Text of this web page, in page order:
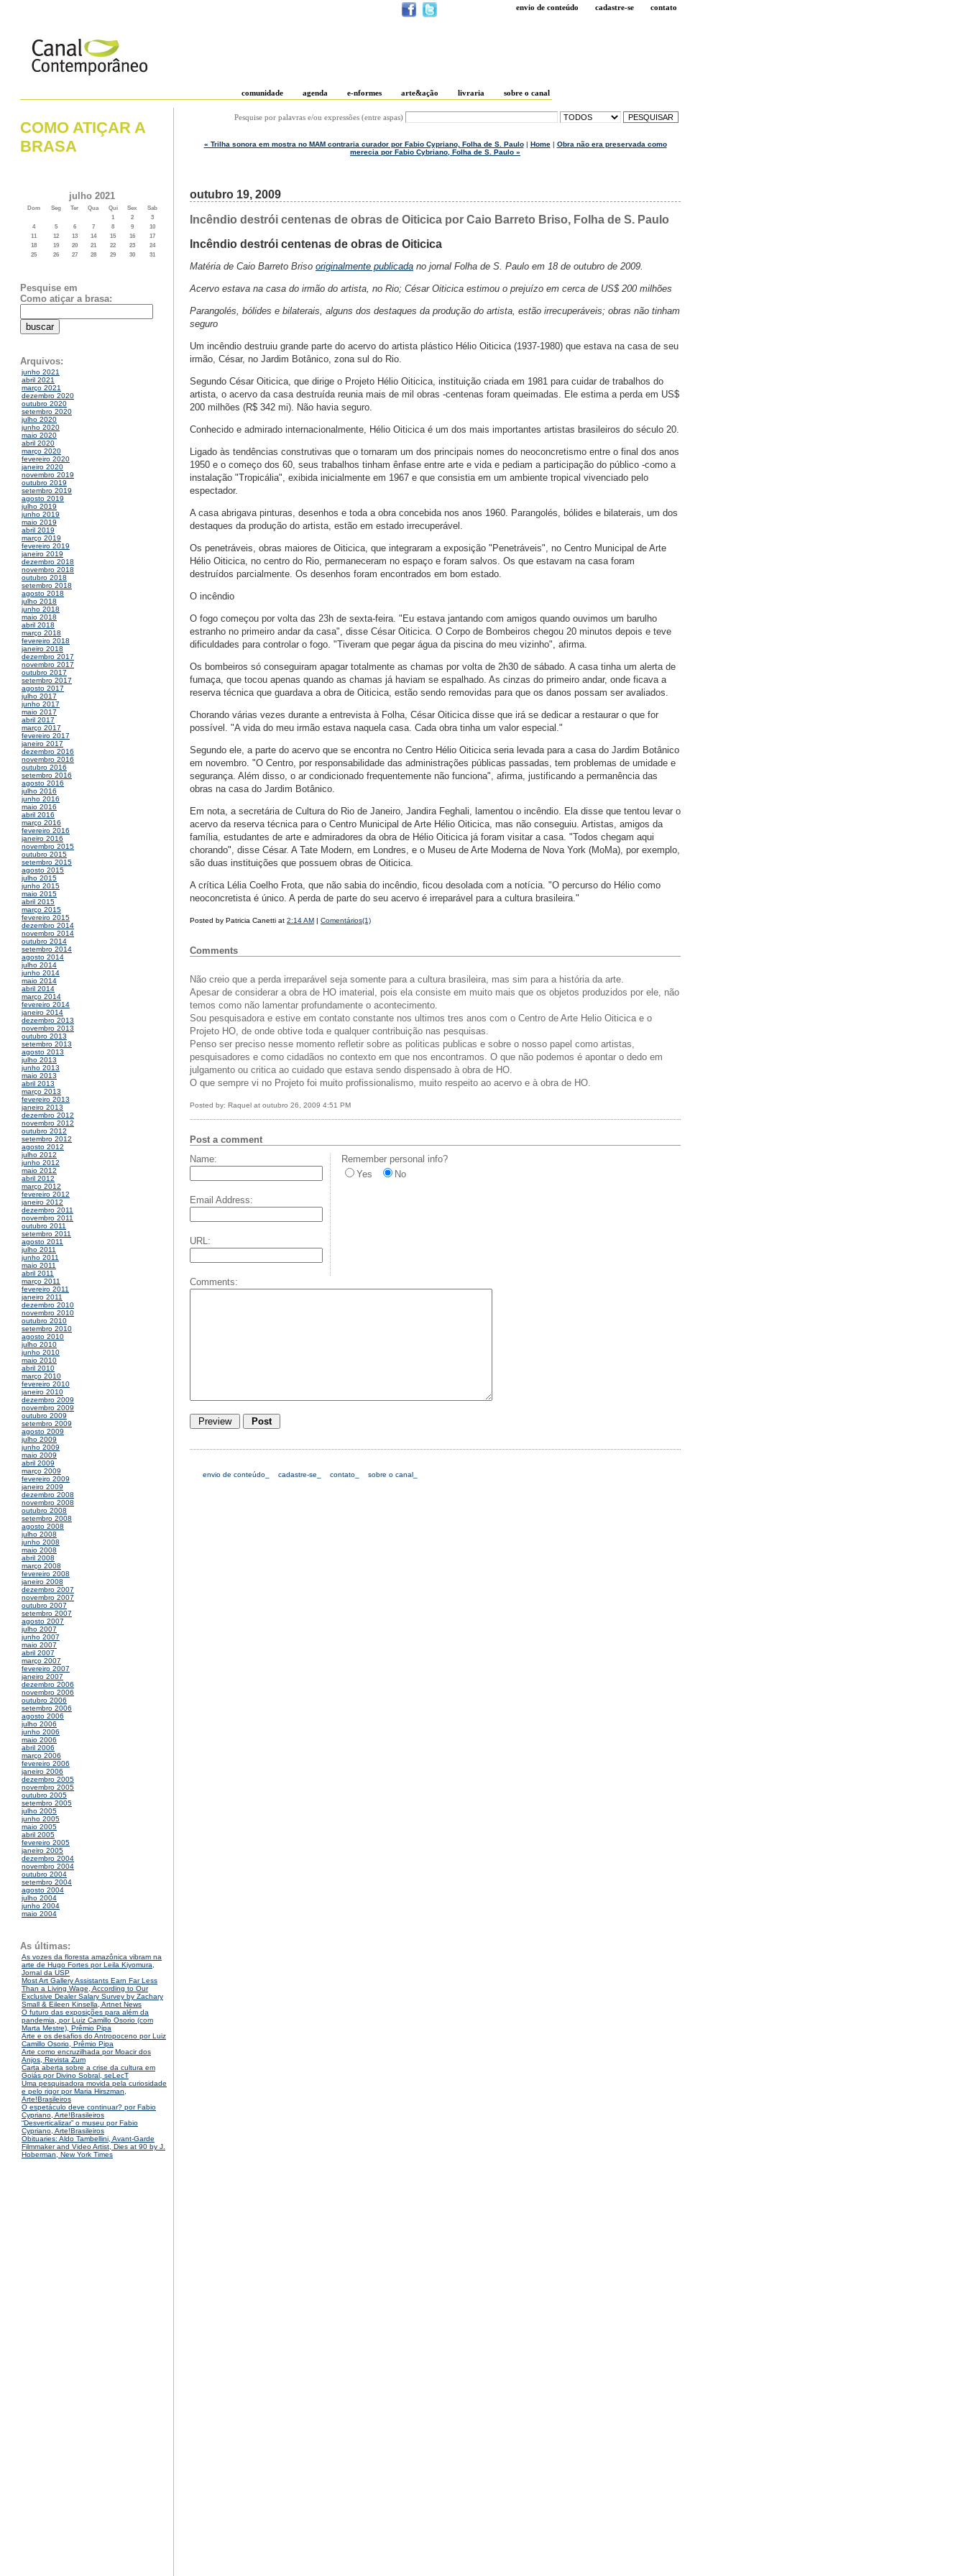
envio de conteúdo cadastre-se contato
comunidade agenda e-nformes arte&ação livraria sobre o canal
COMO ATIÇAR A
BRASA
julho 2021
Dom Seg Ter Qua Qui Sex
Sab
1
2
3
4
5 6 7 8 9
10
11
12 13 14 15 16
17
18
19 20 21 22 23
24
25
26 27 28 29 30 31
Pesquise em
Como atiçar a brasa:
Arquivos:
junho 2021
abril 2021
março 2021
dezembro 2020
outubro 2020
setembro 2020
julho 2020
junho 2020
maio 2020
abril 2020
março 2020
fevereiro 2020
janeiro 2020
novembro 2019
outubro 2019
setembro 2019
agosto 2019
julho 2019
junho 2019
maio 2019
abril 2019
março 2019
fevereiro 2019
janeiro 2019
dezembro 2018
novembro 2018
outubro 2018
setembro 2018
agosto 2018
julho 2018
junho 2018
maio 2018
abril 2018
março 2018
fevereiro 2018
janeiro 2018
dezembro 2017
novembro 2017
outubro 2017
setembro 2017
agosto 2017
julho 2017
junho 2017
maio 2017
abril 2017
março 2017
fevereiro 2017
janeiro 2017
dezembro 2016
novembro 2016
outubro 2016
setembro 2016
agosto 2016
julho 2016
junho 2016
maio 2016
abril 2016
março 2016
fevereiro 2016
janeiro 2016
novembro 2015
outubro 2015
setembro 2015
agosto 2015
julho 2015
junho 2015
maio 2015
abril 2015
março 2015
fevereiro 2015
dezembro 2014
novembro 2014
outubro 2014
setembro 2014
agosto 2014
julho 2014
junho 2014
maio 2014
abril 2014
março 2014
fevereiro 2014
janeiro 2014
dezembro 2013
novembro 2013
outubro 2013
setembro 2013
agosto 2013
julho 2013
junho 2013
maio 2013
abril 2013
março 2013
fevereiro 2013
janeiro 2013
dezembro 2012
novembro 2012
outubro 2012
setembro 2012
agosto 2012
julho 2012
junho 2012
maio 2012
abril 2012
março 2012
fevereiro 2012
janeiro 2012
dezembro 2011
novembro 2011
outubro 2011
setembro 2011
agosto 2011
julho 2011
junho 2011
maio 2011
abril 2011
março 2011
fevereiro 2011
janeiro 2011
dezembro 2010
novembro 2010
outubro 2010
setembro 2010
agosto 2010
julho 2010
junho 2010
maio 2010
abril 2010
março 2010
fevereiro 2010
janeiro 2010
dezembro 2009
novembro 2009
outubro 2009
setembro 2009
agosto 2009
julho 2009
junho 2009
maio 2009
abril 2009
março 2009
fevereiro 2009
janeiro 2009
dezembro 2008
novembro 2008
outubro 2008
setembro 2008
agosto 2008
julho 2008
junho 2008
maio 2008
abril 2008
março 2008
fevereiro 2008
janeiro 2008
dezembro 2007
novembro 2007
outubro 2007
setembro 2007
agosto 2007
julho 2007
junho 2007
maio 2007
abril 2007
março 2007
fevereiro 2007
janeiro 2007
dezembro 2006
novembro 2006
outubro 2006
setembro 2006
agosto 2006
julho 2006
junho 2006
maio 2006
abril 2006
março 2006
fevereiro 2006
janeiro 2006
dezembro 2005
novembro 2005
outubro 2005
setembro 2005
julho 2005
junho 2005
maio 2005
abril 2005
fevereiro 2005
janeiro 2005
dezembro 2004
novembro 2004
outubro 2004
setembro 2004
agosto 2004
julho 2004
junho 2004
maio 2004
As últimas:
As vozes da floresta amazônica vibram na
arte de Hugo Fortes por Leila Kiyomura,
Jornal da USP
Most Art Gallery Assistants Earn Far Less
Than a Living Wage, According to Our
Exclusive Dealer Salary Survey by Zachary
Small & Eileen Kinsella, Artnet News
O futuro das exposições para além da
pandemia, por Luiz Camillo Osorio (com
Marta Mestre), Prêmio Pipa
Arte e os desafios do Antropoceno por Luiz
Camillo Osorio, Prêmio Pipa
Arte como encruzilhada por Moacir dos
Anjos, Revista Zum
Carta aberta sobre a crise da cultura em
Goiás por Divino Sobral, seLecT
Uma pesquisadora movida pela curiosidade
e pelo rigor por Maria Hirszman,
Arte!Brasileiros
O espetáculo deve continuar? por Fabio
Cypriano, Arte!Brasileiros
“Desverticalizar” o museu por Fabio
Cypriano, Arte!Brasileiros
Obituaries: Aldo Tambellini, Avant-Garde
Filmmaker and Video Artist, Dies at 90 by J.
Hoberman, New York Times
Pesquise por palavras e/ou expressões (entre aspas)
« Trilha sonora em mostra no MAM contraria curador por Fabio Cypriano, Folha de S. Paulo| Home| Obra não era preservada como
merecia por Fabio Cybriano, Folha de S. Paulo »
outubro 19, 2009
Incêndio destrói centenas de obras de Oiticica por Caio Barreto Briso, Folha de S. Paulo
Incêndio destrói centenas de obras de Oiticica
Matéria de Caio Barreto Briso originalmente publicada no jornal Folha de S. Paulo em 18 de outubro de 2009.
Acervo estava na casa do irmão do artista, no Rio; César Oiticica estimou o prejuízo em cerca de US$ 200 milhões
Parangolés, bólides e bilaterais, alguns dos destaques da produção do artista, estão irrecuperáveis; obras não tinham
seguro
Um incêndio destruiu grande parte do acervo do artista plástico Hélio Oiticica (1937-1980) que estava na casa de seu
irmão, César, no Jardim Botânico, zona sul do Rio.
Segundo César Oiticica, que dirige o Projeto Hélio Oiticica, instituição criada em 1981 para cuidar de trabalhos do
artista, o acervo da casa destruída reunia mais de mil obras -centenas foram queimadas. Ele estima a perda em US$
200 milhões (R$ 342 mi). Não havia seguro.
Conhecido e admirado internacionalmente, Hélio Oiticica é um dos mais importantes artistas brasileiros do século 20.
Ligado às tendências construtivas que o tornaram um dos principais nomes do neoconcretismo entre o final dos anos
1950 e o começo dos 60, seus trabalhos tinham ênfase entre arte e vida e pediam a participação do público -como a
instalação "Tropicália", exibida inicialmente em 1967 e que consistia em um ambiente tropical vivenciado pelo
espectador.
A casa abrigava pinturas, desenhos e toda a obra concebida nos anos 1960. Parangolés, bólides e bilaterais, um dos
destaques da produção do artista, estão em estado irrecuperável.
Os penetráveis, obras maiores de Oiticica, que integraram a exposição "Penetráveis", no Centro Municipal de Arte
Hélio Oiticica, no centro do Rio, permaneceram no espaço e foram salvos. Os que estavam na casa foram
destruídos parcialmente. Os desenhos foram encontrados em bom estado.
O incêndio
O fogo começou por volta das 23h de sexta-feira. "Eu estava jantando com amigos quando ouvimos um barulho
estranho no primeiro andar da casa", disse César Oiticica. O Corpo de Bombeiros chegou 20 minutos depois e teve
dificuldades para controlar o fogo. "Tiveram que pegar água da piscina do meu vizinho", afirma.
Os bombeiros só conseguiram apagar totalmente as chamas por volta de 2h30 de sábado. A casa tinha um alerta de
fumaça, que tocou apenas quando as chamas já haviam se espalhado. As cinzas do primeiro andar, onde ficava a
reserva técnica que guardava a obra de Oiticica, estão sendo removidas para que os danos possam ser avaliados.
Chorando várias vezes durante a entrevista à Folha, César Oiticica disse que irá se dedicar a restaurar o que for
possível. "A vida do meu irmão estava naquela casa. Cada obra tinha um valor especial."
Segundo ele, a parte do acervo que se encontra no Centro Hélio Oiticica seria levada para a casa do Jardim Botânico
em novembro. "O Centro, por responsabilidade das administrações públicas passadas, tem problemas de umidade e
segurança. Além disso, o ar condicionado frequentemente não funciona", afirma, justificando a permanência das
obras na casa do Jardim Botânico.
Em nota, a secretária de Cultura do Rio de Janeiro, Jandira Feghali, lamentou o incêndio. Ela disse que tentou levar o
acervo da reserva técnica para o Centro Municipal de Arte Hélio Oiticica, mas não conseguiu. Artistas, amigos da
família, estudantes de arte e admiradores da obra de Hélio Oiticica já foram visitar a casa. "Todos chegam aqui
chorando", disse César. A Tate Modern, em Londres, e o Museu de Arte Moderna de Nova York (MoMa), por exemplo,
são duas instituições que possuem obras de Oiticica.
A crítica Lélia Coelho Frota, que não sabia do incêndio, ficou desolada com a notícia. "O percurso do Hélio como
neoconcretista é único. A perda de parte do seu acervo é irreparável para a cultura brasileira."
Posted by Patricia Canetti at 2:14 AM | Comentários(1)
Comments
Não creio que a perda irreparável seja somente para a cultura brasileira, mas sim para a história da arte.
Apesar de considerar a obra de HO imaterial, pois ela consiste em muito mais que os objetos produzidos por ele, não
temos como não lamentar profundamente o acontecimento.
Sou pesquisadora e estive em contato constante nos ultimos tres anos com o Centro de Arte Helio Oiticica e o
Projeto HO, de onde obtive toda e qualquer contribuição nas pesquisas.
Penso ser preciso nesse momento refletir sobre as politicas publicas e sobre o nosso papel como artistas,
pesquisadores e como cidadãos no contexto em que nos encontramos. O que não podemos é apontar o dedo em
julgamento ou critica ao cuidado que estava sendo dispensado à obra de HO.
O que sempre vi no Projeto foi muito profissionalismo, muito respeito ao acervo e à obra de HO.
Posted by: Raquel at outubro 26, 2009 4:51 PM
Post a comment
Name:
Email Address:
URL:
Remember personal info?
Yes
No
Comments:
envio de conteúdo_ cadastre-se_ contato_ sobre o canal_